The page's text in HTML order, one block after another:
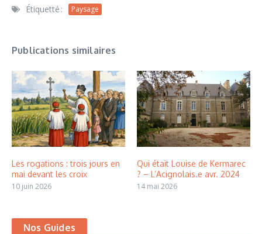
Étiquetté : Paysage
Publications similaires
Les rogations : trois jours en
mai devant les croix
10 juin 2026
Qui était Louise de Kermarec
? – L’Acignolais.e avr. 2024
14 mai 2026
Nos Guides